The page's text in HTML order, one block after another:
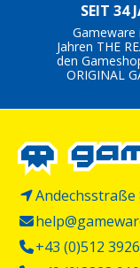
SEIT 34
Gameware
Jahren THE
den
ORIGINAL
Andechsstraße
+43 (0)512